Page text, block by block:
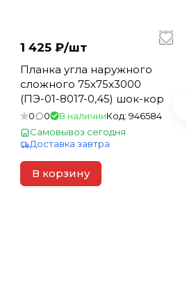
1 425 ₽/шт
Планка угла наружного
сложного 75х75х3000
(ПЭ-01-8017-0,45) шок-кор
0 0 В наличииКод: 946584
Самовывоз сегодня
Доставка завтра
В корзину